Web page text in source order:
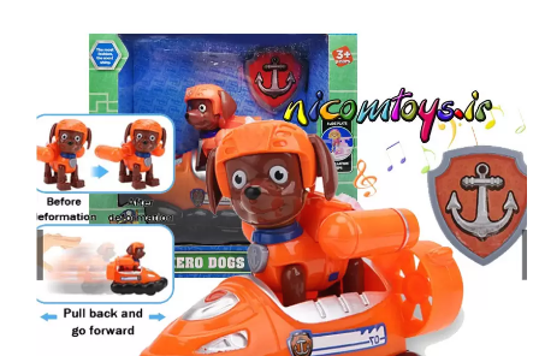
خروج از حساب کاربری